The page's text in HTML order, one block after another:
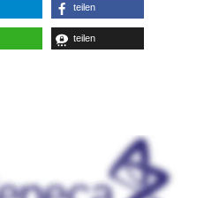
teilen
teilen